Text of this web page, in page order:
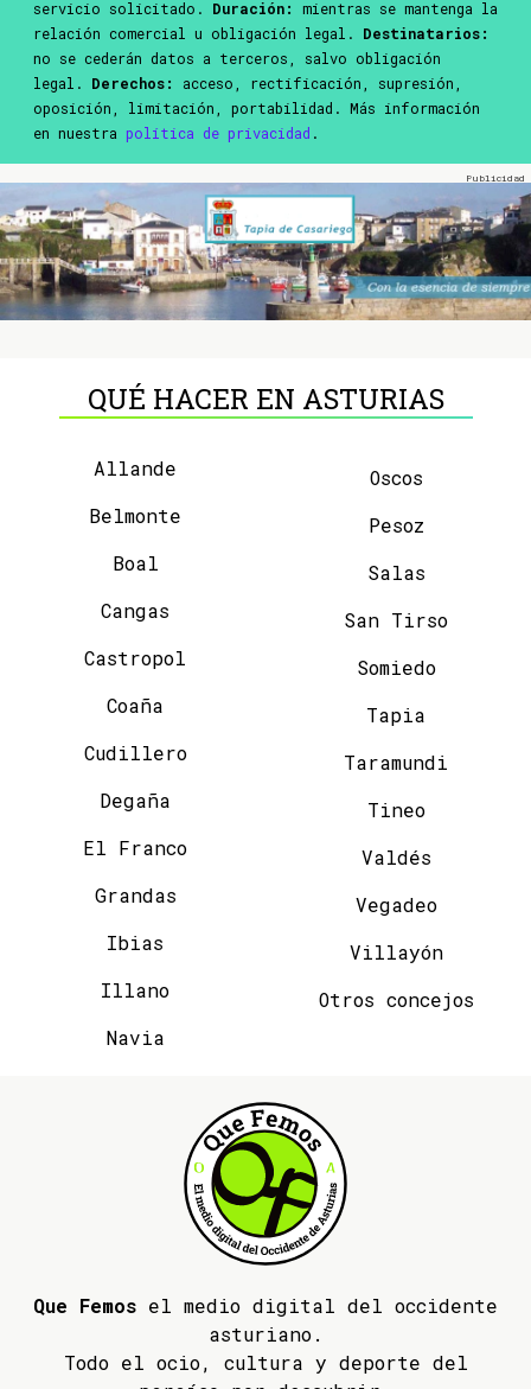
servicio solicitado. Duración:
mientras se mantenga la
relación comercial u obligación legal. Destinatarios:
no se cederán datos a terceros, salvo obligación
legal. Derechos:
acceso, rectificación, supresión,
oposición, limitación, portabilidad. Más información
en nuestra política de privacidad .
QUÉ HACER EN ASTURIAS
Allande
Belmonte
Boal
Cangas
Castropol
Coaña
Cudillero
Degaña
El Franco
Grandas
Ibias
Illano
Navia
Oscos
Pesoz
Salas
San Tirso
Somiedo
Tapia
Taramundi
Tineo
Valdés
Vegadeo
Villayón
Otros concejos
Que Femos el medio digital del occidente
asturiano.
Todo el ocio, cultura y deporte del